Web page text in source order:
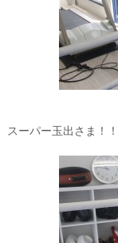
スーパー玉出さま！！